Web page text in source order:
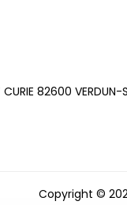
82600 VERDUN-
Copyright ©